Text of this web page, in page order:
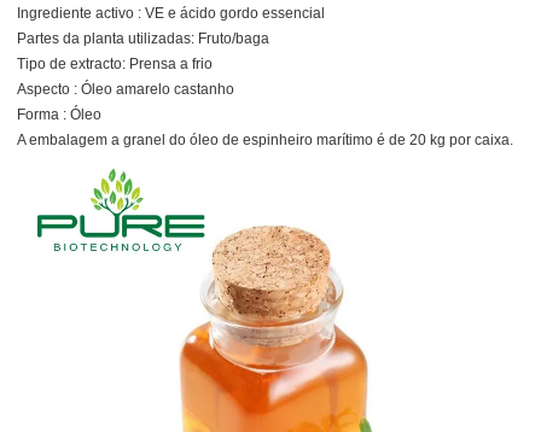
Ingrediente activo : VE e ácido gordo essencial
Partes da planta utilizadas: Fruto/baga
Tipo de extracto: Prensa a frio
Aspecto : Óleo amarelo castanho
Forma : Óleo
A embalagem a granel do óleo de espinheiro marítimo é de 20 kg por caixa.